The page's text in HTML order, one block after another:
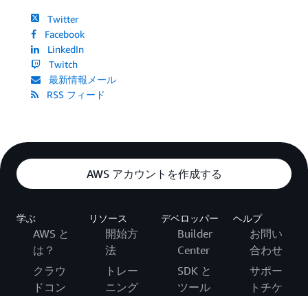
Twitter
Facebook
LinkedIn
Twitch
最新情報メール
RSS フィード
AWS アカウントを作成する
学ぶ
AWS と
は？
クラウ
ドコン
リソース
開始方
法
トレー
ニング
デベロッパー
Builder
Center
SDK と
ツール
ヘルプ
お問い
合わせ
サポー
トチケ